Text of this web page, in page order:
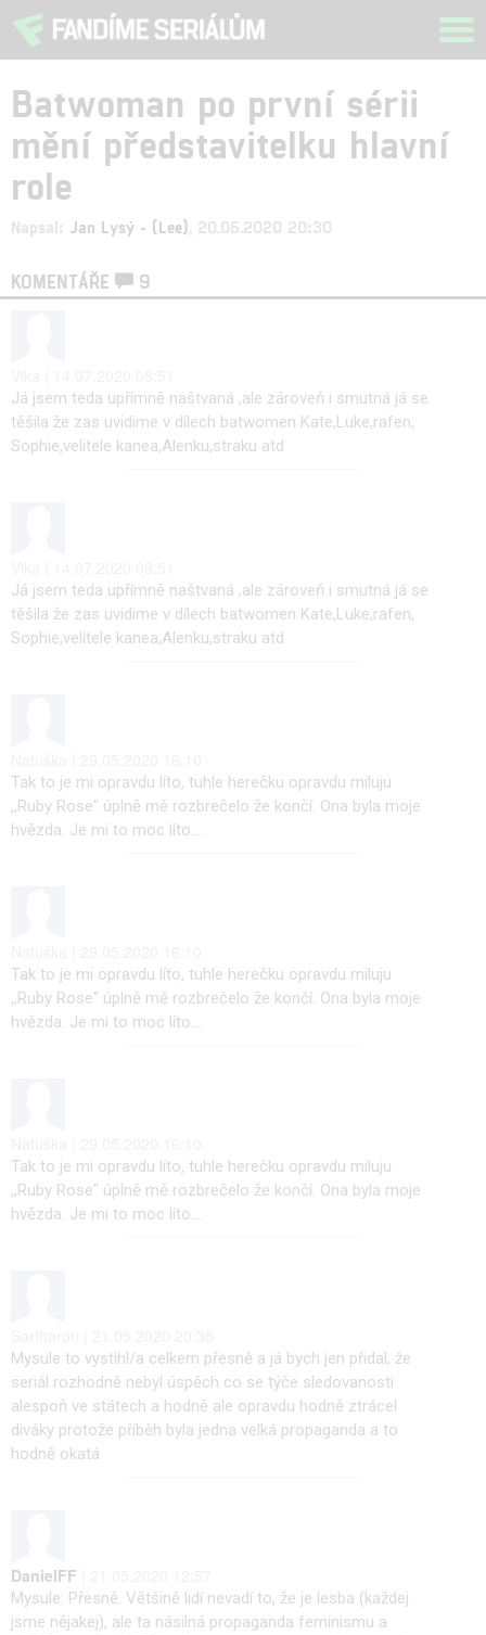
Batwoman po první sérii
mění představitelku hlavní
role
Napsal: Jan Lysý - (Lee) , 20.05.2020 20:30
KOMENTÁŘE 9
Já jsem teda upřímně naštvaná ,ale zároveň i smutná já se
těšila že zas uvidime v dílech batwomen Kate,Luke,rafen,
Sophie,velitele kanea,Alenku,straku atd
Já jsem teda upřímně naštvaná ,ale zároveň i smutná já se
těšila že zas uvidime v dílech batwomen Kate,Luke,rafen,
Sophie,velitele kanea,Alenku,straku atd
Tak to je mi opravdu líto, tuhle herečku opravdu miluju
,,Ruby Rose" úplně mě rozbrečelo že končí. Ona byla moje
hvězda. Je mi to moc líto....
Tak to je mi opravdu líto, tuhle herečku opravdu miluju
,,Ruby Rose" úplně mě rozbrečelo že končí. Ona byla moje
hvězda. Je mi to moc líto....
Tak to je mi opravdu líto, tuhle herečku opravdu miluju
,,Ruby Rose" úplně mě rozbrečelo že končí. Ona byla moje
hvězda. Je mi to moc líto....
Mysule to vystihl/a celkem přesně a já bych jen přidal, že
seriál rozhodně nebyl úspěch co se týče sledovanosti
alespoň ve státech a hodně ale opravdu hodně ztrácel
diváky protože příběh byla jedna velká propaganda a to
hodně okatá
DanielFF
Mysule: Přesně. Většině lidí nevadí to, že je lesba (každej
jsme nějakej), ale ta násilná propaganda feminismu a